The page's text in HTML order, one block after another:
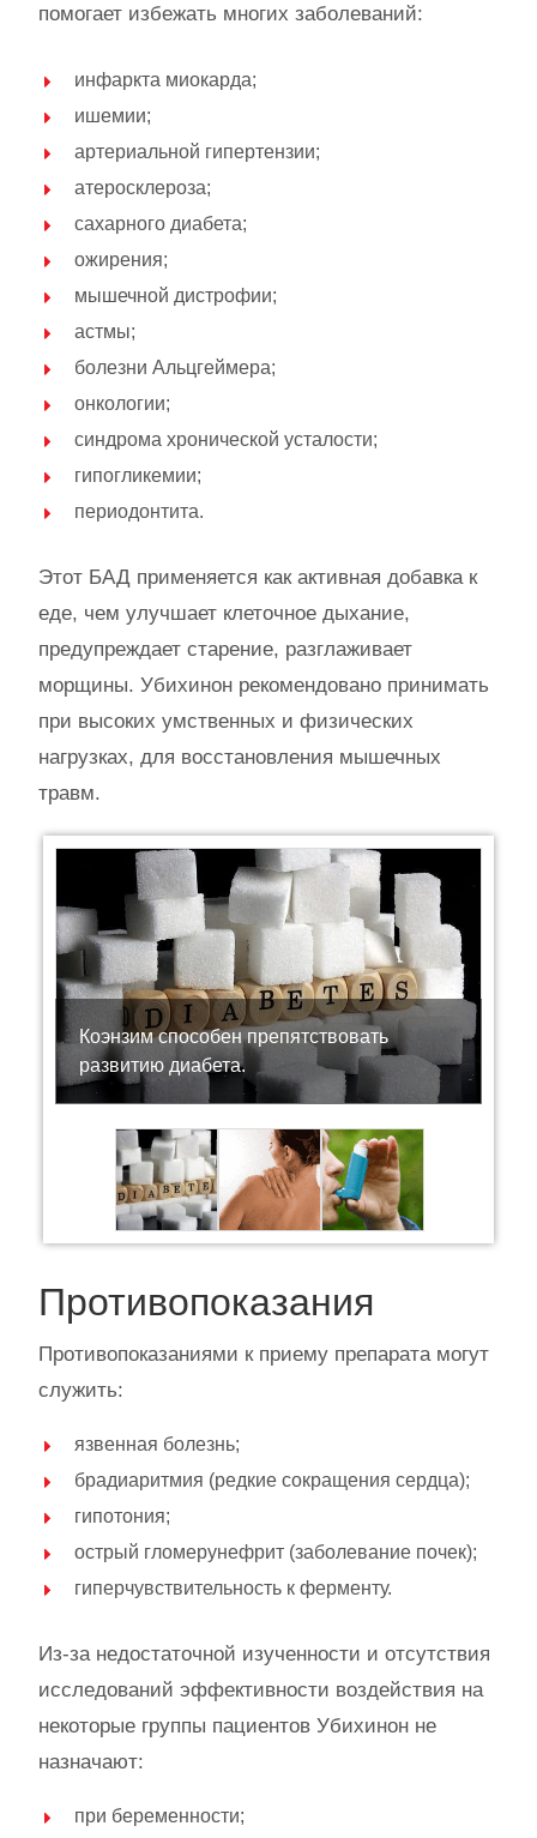
помогает избежать многих заболеваний:
инфаркта миокарда;
ишемии;
артериальной гипертензии;
атеросклероза;
сахарного диабета;
ожирения;
мышечной дистрофии;
астмы;
болезни Альцгеймера;
онкологии;
синдрома хронической усталости;
гипогликемии;
периодонтита.
Этот БАД применяется как активная добавка к
еде, чем улучшает клеточное дыхание,
предупреждает старение, разглаживает
морщины. Убихинон рекомендовано принимать
при высоких умственных и физических
нагрузках, для восстановления мышечных
травм.
Коэнзим способен препятствовать
развитию диабета.
Противопоказания
Противопоказаниями к приему препарата могут
служить:
язвенная болезнь;
брадиаритмия (редкие сокращения сердца);
гипотония;
острый гломерунефрит (заболевание почек);
гиперчувствительность к ферменту.
Из-за недостаточной изученности и отсутствия
исследований эффективности воздействия на
некоторые группы пациентов Убихинон не
назначают:
при беременности;